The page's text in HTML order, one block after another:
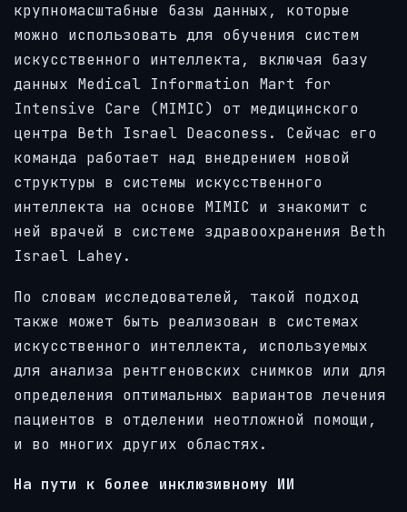
крупномасштабные базы данных, которые
можно использовать для обучения систем
искусственного интеллекта, включая базу
данных Medical Information Mart for
Intensive Care (MIMIC) от медицинского
центра Beth Israel Deaconess. Сейчас его
команда работает над внедрением новой
структуры в системы искусственного
интеллекта на основе MIMIC и знакомит с
ней врачей в системе здравоохранения Beth
Israel Lahey.
По словам исследователей, такой подход
также может быть реализован в системах
искусственного интеллекта, используемых
для анализа рентгеновских снимков или для
определения оптимальных вариантов лечения
пациентов в отделении неотложной помощи,
и во многих других областях.
На пути к более инклюзивному ИИ